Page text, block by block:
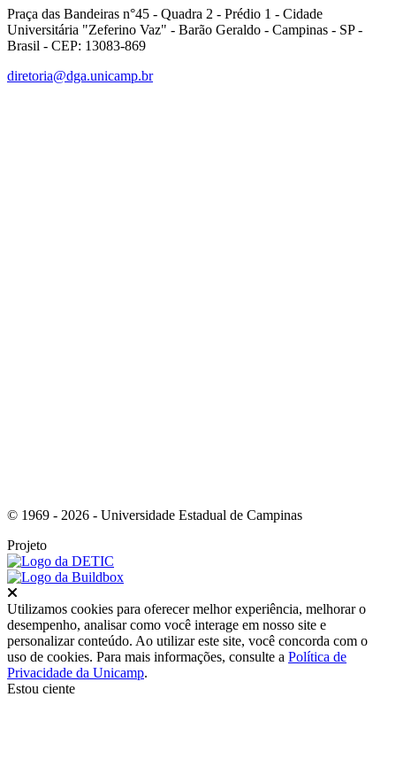
Praça das Bandeiras n°45 - Quadra 2 - Prédio 1 - Cidade
Universitária "Zeferino Vaz" - Barão Geraldo - Campinas - SP -
Brasil - CEP: 13083-869
diretoria@dga.unicamp.br
© 1969 - 2026 - Universidade Estadual de Campinas
Projeto
Utilizamos cookies para oferecer melhor experiência, melhorar o
desempenho, analisar como você interage em nosso site e
personalizar conteúdo. Ao utilizar este site, você concorda com o
uso de cookies. Para mais informações, consulte a Política de
Privacidade da Unicamp.
Estou ciente